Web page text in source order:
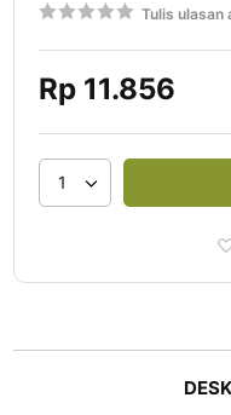
Rating:
60
% of 100
Tulis ulasan
Rp 11.856
1